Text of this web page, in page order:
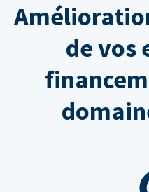
de vos